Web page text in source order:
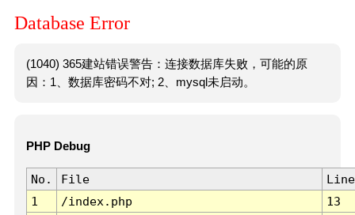
Database Error
(1040) 365建站错误警告：连接数据库失败，可能的原
因：1、数据库密码不对; 2、mysql未启动。
PHP Debug
No. File
Line
1
/index.php 13